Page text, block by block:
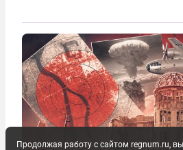
Продолжая работу с сайтом regnum.ru,